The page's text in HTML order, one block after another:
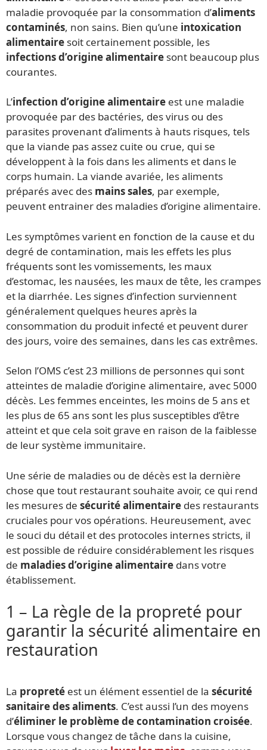
maladie provoquée par la consommation d’aliments
contaminés, non sains. Bien qu’une intoxication
alimentaire soit certainement possible, les
infections d’origine alimentaire sont beaucoup plus
courantes.
L’infection d’origine alimentaire est une maladie
provoquée par des bactéries, des virus ou des
parasites provenant d’aliments à hauts risques, tels
que la viande pas assez cuite ou crue, qui se
développent à la fois dans les aliments et dans le
corps humain. La viande avariée, les aliments
préparés avec des mains sales, par exemple,
peuvent entrainer des maladies d’origine alimentaire.
Les symptômes varient en fonction de la cause et du
degré de contamination, mais les effets les plus
fréquents sont les vomissements, les maux
d’estomac, les nausées, les maux de tête, les crampes
et la diarrhée. Les signes d’infection surviennent
généralement quelques heures après la
consommation du produit infecté et peuvent durer
des jours, voire des semaines, dans les cas extrêmes.
Selon l’OMS c’est 23 millions de personnes qui sont
atteintes de maladie d’origine alimentaire, avec 5000
décès. Les femmes enceintes, les moins de 5 ans et
les plus de 65 ans sont les plus susceptibles d’être
atteint et que cela soit grave en raison de la faiblesse
de leur système immunitaire.
Une série de maladies ou de décès est la dernière
chose que tout restaurant souhaite avoir, ce qui rend
les mesures de sécurité alimentaire des restaurants
cruciales pour vos opérations. Heureusement, avec
le souci du détail et des protocoles internes stricts, il
est possible de réduire considérablement les risques
de maladies d’origine alimentaire dans votre
établissement.
1 – La règle de la propreté pour
garantir la sécurité alimentaire en
restauration
La propreté est un élément essentiel de la sécurité
sanitaire des aliments. C’est aussi l’un des moyens
d’éliminer le problème de contamination croisée.
Lorsque vous changez de tâche dans la cuisine,